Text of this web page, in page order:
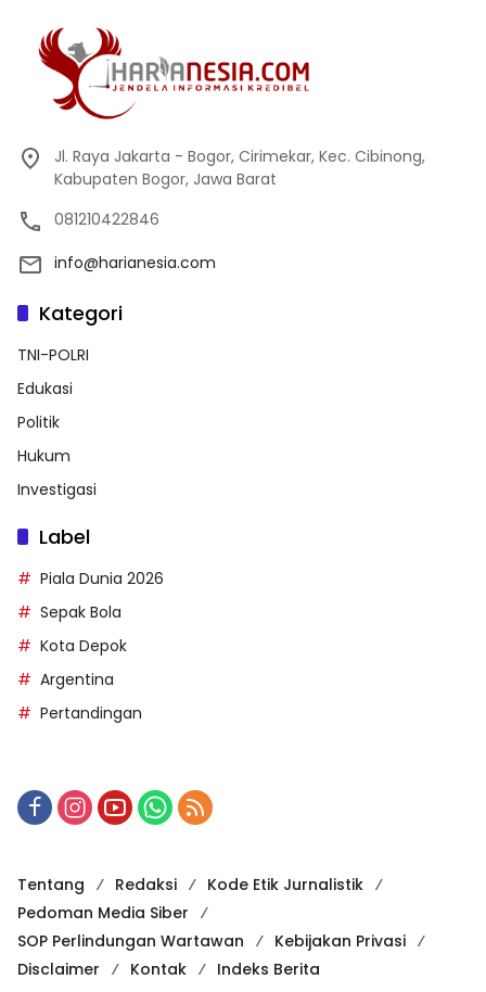
Jl. Raya Jakarta - Bogor, Cirimekar, Kec. Cibinong,
Kabupaten Bogor, Jawa Barat
081210422846
info@harianesia.com
Kategori
TNI-POLRI
Edukasi
Politik
Hukum
Investigasi
Label
Piala Dunia 2026
Sepak Bola
Kota Depok
Argentina
Pertandingan
Tentang Redaksi
Kode Etik Jurnalistik
Pedoman Media Siber
SOP Perlindungan Wartawan
Kebijakan Privasi
Disclaimer
Kontak Indeks Berita